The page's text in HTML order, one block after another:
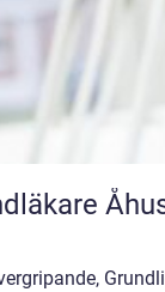
Åhus så hittar du rätt tandvård